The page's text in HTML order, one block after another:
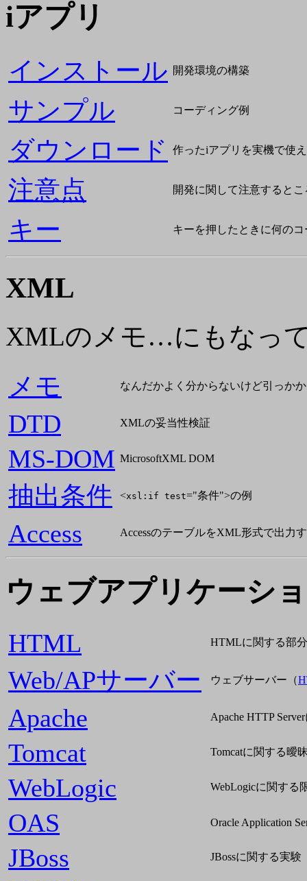
iアプリ
インストール 開発環境の構築
サンプル コーディング例
ダウンロード 作ったiアプリを実機で使
注意点 開発に関して注意するとこ
キー キーを押したときに何の
XML
XMLのメモ…にもなっ
メモ なんだかよく分からないけど引っか
DTD XMLの妥当性検証
MS-DOM MicrosoftXML DOM
抽出条件 <xsl:if test="条件">の例
Access AccessのテーブルをXML形式で出力
ウェブアプリケーシ
HTML HTMLに関する部
Web/APサーバー ウェブサーバー（
Apache Apache HTTP
Tomcat Tomcatに関する曖
WebLogic WebLogicに関する
OAS Oracle Application
JBoss JBossに関する実験